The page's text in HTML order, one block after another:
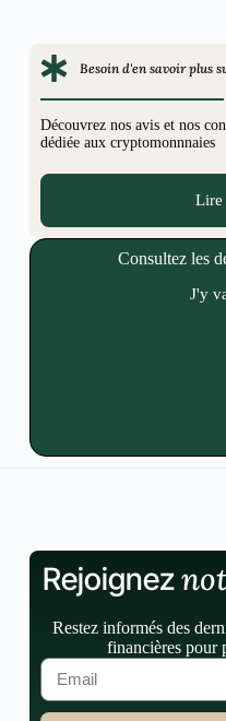
Besoin d'en savoir plus
Découvrez nos avis et nos
dédiée aux cryptomonnnaies
Lire
Consultez les
J'y
Rejoignez
Restez informés des
financières pour